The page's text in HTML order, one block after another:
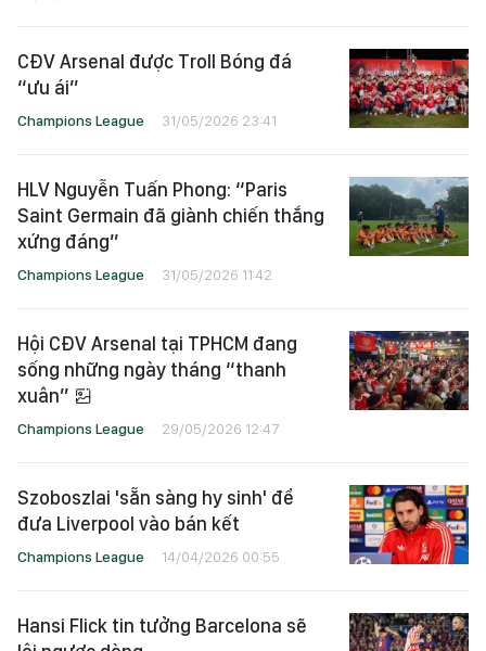
CĐV Arsenal được Troll Bóng đá
“ưu ái”
Champions League 31/05/2026 23:41
HLV Nguyễn Tuấn Phong: “Paris
Saint Germain đã giành chiến thắng
xứng đáng”
Champions League 31/05/2026 11:42
Hội CĐV Arsenal tại TPHCM đang
sống những ngày tháng “thanh
xuân”
Champions League 29/05/2026 12:47
Szoboszlai 'sẵn sàng hy sinh' để
đưa Liverpool vào bán kết
Champions League 14/04/2026 00:55
Hansi Flick tin tưởng Barcelona sẽ